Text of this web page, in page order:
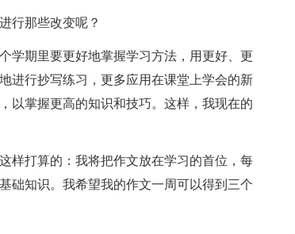
行那些改变呢？
期里要更好地掌握学习方法，用更好、更
进行抄写练习，更多应用在课堂上学会的新
以掌握更高的知识和技巧。这样，我现在的
打算的：我将把作文放在学习的首位，每
础知识。我希望我的作文一周可以得到三个